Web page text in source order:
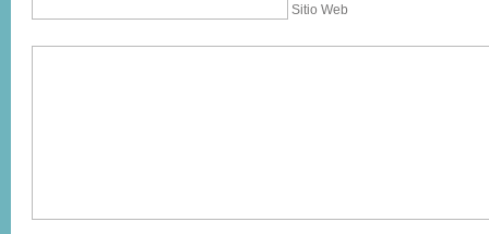
Sitio Web